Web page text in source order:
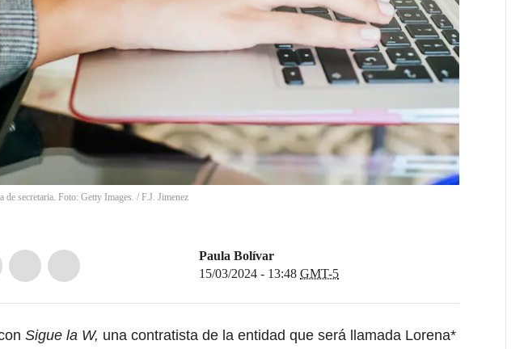
de secretaria. Foto: Getty Images. / F.J. Jimenez
Paula Bolívar
15/03/2024 - 13:48 GMT-5
Sigue la W, una contratista de la entidad que será llamada Lorena*